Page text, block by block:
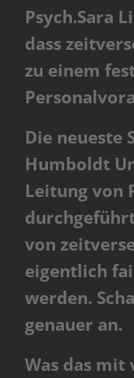
Psych.Sara
dass
zu einem
Die neueste
Humboldt
Leitung von
von
eigentlich
werden.
genauer an.
Was das mit